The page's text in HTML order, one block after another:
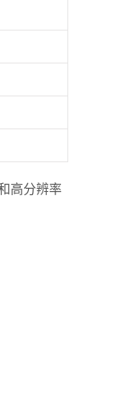
高分辨率